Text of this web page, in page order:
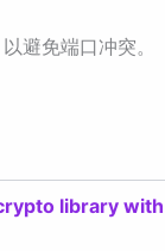
避免端口冲突。
library with